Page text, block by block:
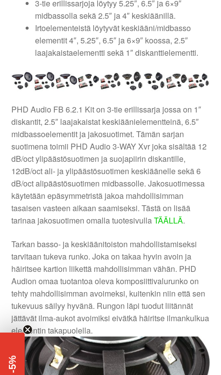
3-tie erillissarjoja löytyy 5.25″, 6.5″ ja 6×9″
midbassolla sekä 2.5″ ja 4″ keskiäänillä.
Irtoelementeistä löytyvät keskiääni/midbasso
elementit 4″, 5.25″, 6.5″ ja 6×9″ koossa, 2.5″
laajakaistaelementti sekä 1″ diskanttielementti.
PHD Audio FB 6.2.1 Kit on 3-tie erillissarja jossa on 1″
diskantit, 2.5″ laajakaistat keskiäänielementteinä, 6.5″
midbassoelementit ja jakosuotimet. Tämän sarjan
suotimena toimii PHD Audio 3-WAY Xvr joka sisältää 12
dB/oct ylipäästösuotimen ja suojapiirin diskantille,
12dB/oct ali- ja ylipäästösuotimen keskiäänelle sekä 6
dB/oct alipäästösuotimen midbassolle. Jakosuotimessa
käytetään epäsymmetristä jakoa mahdollisimman
tasaisen vasteen aikaan saamiseksi. Tästä on lisää
tarinaa jakosuotimen omalla tuotesivullaTÄÄLLÄ.
Tarkan basso- ja keskiäänitoiston mahdollistamiseksi
tarvitaan tukeva runko. Joka on takaa hyvin avoin ja
häiritsee kartion liikettä mahdollisimman vähän. PHD
Audion omaa tuotantoa oleva komposiittivalurunko on
tehty mahdollisimman avoimeksi, kuitenkin niin että sen
tukevuus säilyy hyvänä. Rungon läpi tuodut liitännät
jättävät ilma-aukot avoimiksi eivätkä häiritse ilmankulkua
elementin takapuolella.
-5%